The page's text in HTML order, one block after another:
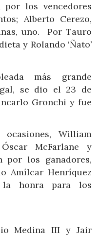
por los vencedores
Alberto Cerezo,
uno. Por Tauro
y Rolando ‘Ñato’
más grande
se dio el 23 de
Gronchi y fue
William
McFarlane y
por los ganadores,
Amílcar Henríquez
honra para los
Medina III y Jair